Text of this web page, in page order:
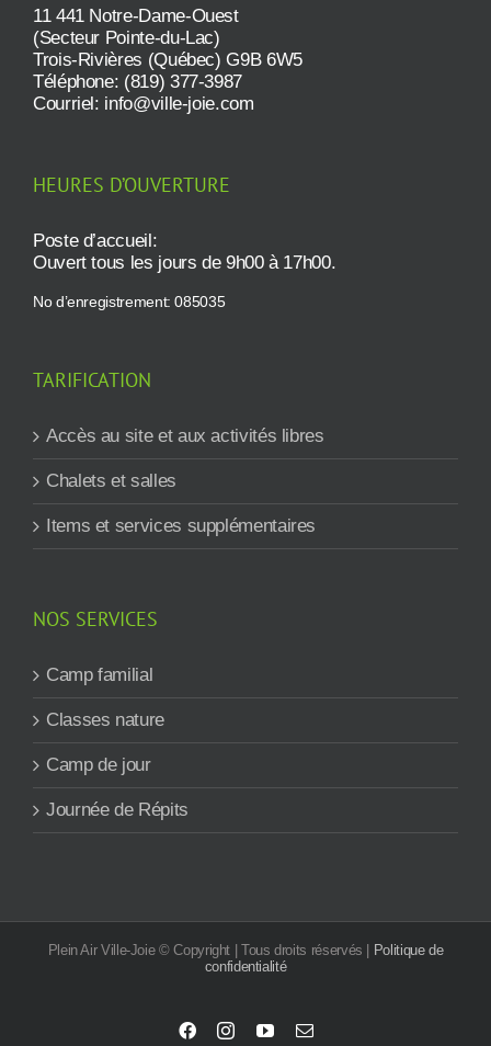
11 441 Notre-Dame-Ouest
(Secteur Pointe-du-Lac)
Trois-Rivières (Québec) G9B 6W5
Téléphone: (819) 377-3987
Courriel: info@ville-joie.com
HEURES D’OUVERTURE
Poste d’accueil:
Ouvert tous les jours de 9h00 à 17h00.
No d’enregistrement: 085035
TARIFICATION
Accès au site et aux activités libres
Chalets et salles
Items et services supplémentaires
NOS SERVICES
Camp familial
Classes nature
Camp de jour
Journée de Répits
Plein Air Ville-Joie © Copyright | Tous droits réservés |
Politique de
confidentialité
FacebookInstagramYouTubeEmail